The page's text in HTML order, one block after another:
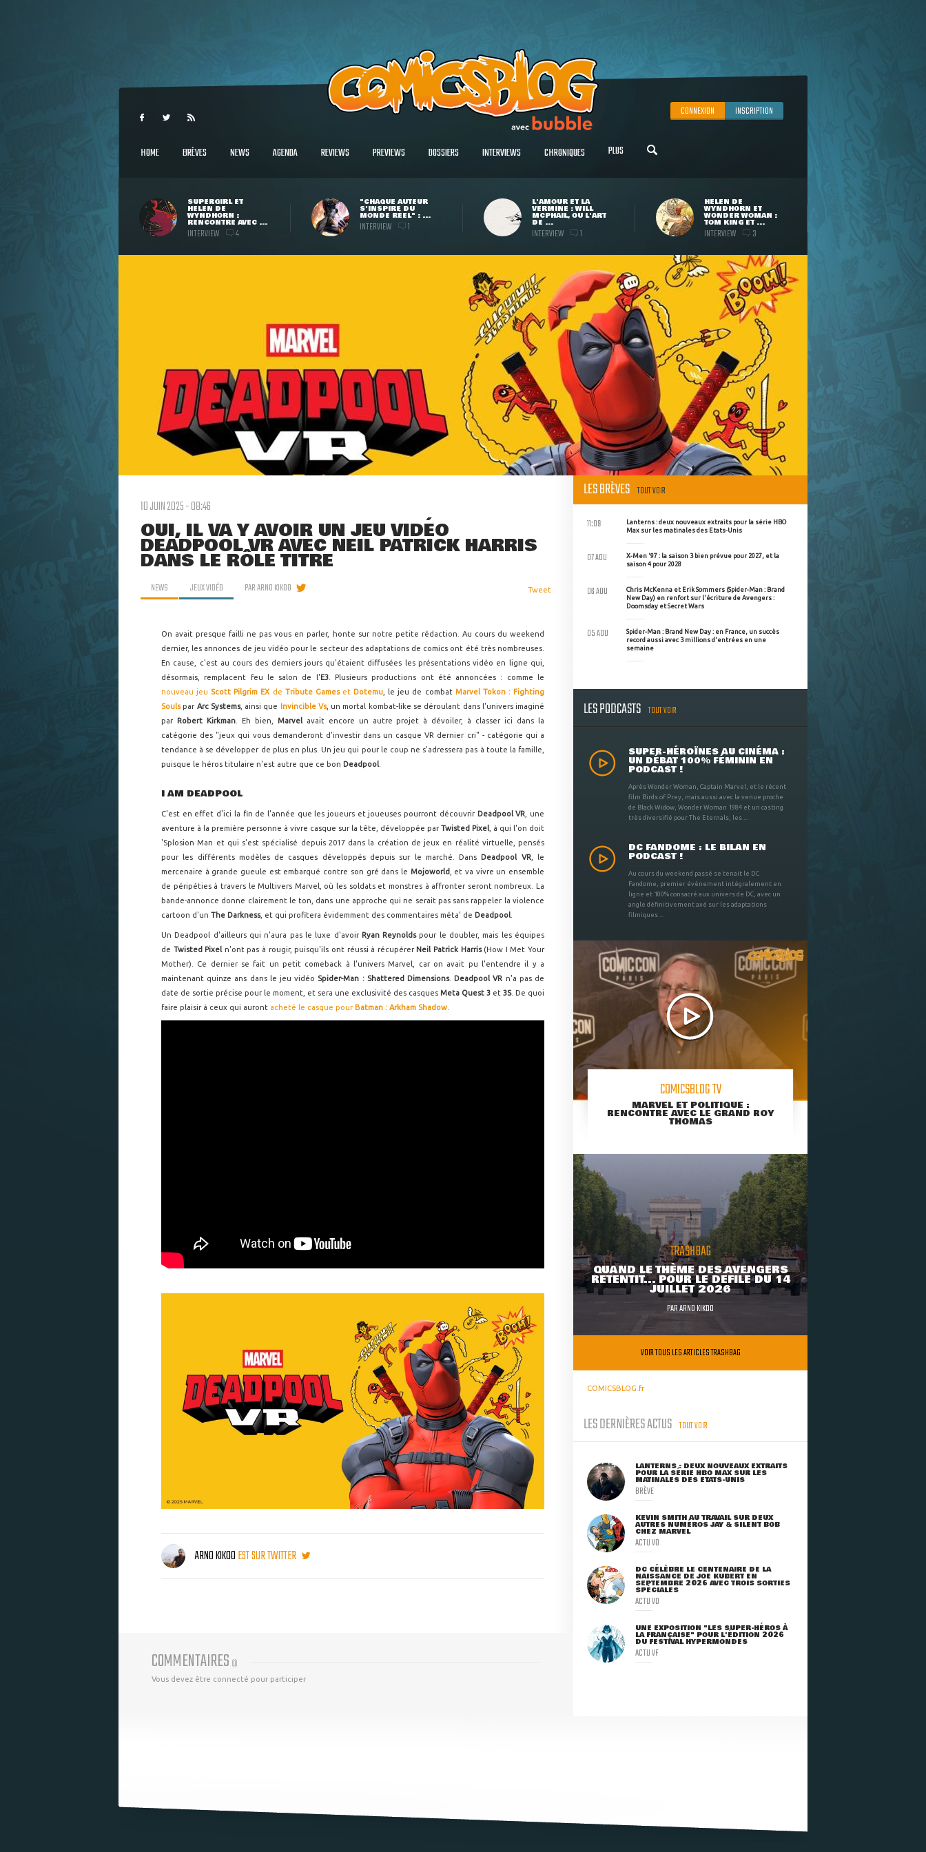
CONNEXION INSCRIPTION
HOME BRÈVES NEWS AGENDA REVIEWS PREVIEWS DOSSIERS INTERVIEWS CHRONIQUES PLUS
SUPERGIRL ET
HELEN DE
WYNDHORN :
RENCONTRE AVEC ...
INTERVIEW 4
"CHAQUE AUTEUR
S'INSPIRE DU
MONDE RÉEL" : ...
INTERVIEW 1
L'AMOUR ET LA
VERMINE : WILL
MCPHAIL, OU L'ART
DE ...
INTERVIEW 1
HELEN DE
WYNDHORN ET
WONDER WOMAN :
TOM KING ET ...
INTERVIEW 3
10 JUIN 2025 - 08:46
OUI, IL VA Y AVOIR UN JEU VIDÉO
DEADPOOL VR AVEC NEIL PATRICK HARRIS
DANS LE RÔLE TITRE
NEWS JEUX VIDÉO PARARNO KIKOO Tweet
On avait presque failli ne pas vous en parler, honte sur notre petite rédaction. Au cours du weekend
dernier, les annonces de jeu vidéo pour le secteur des adaptations de comics ont été très nombreuses.
En cause, c'est au cours des derniers jours qu'étaient diffusées les présentations vidéo en ligne qui,
désormais, remplacent feu le salon de l'E3. Plusieurs productions ont été annoncées : comme le
nouveau jeu Scott Pilgrim EX de Tribute Games etDotemu , le jeu de combat Marvel Tokon : Fighting
Souls par Arc Systems, ainsi que Invincible Vs, un mortal kombat-like se déroulant dans l'univers imaginé
par Robert Kirkman. Eh bien, Marvel avait encore un autre projet à dévoiler, à classer ici dans la
catégorie des "jeux qui vous demanderont d'investir dans un casque VR dernier cri" - catégorie qui a
tendance à se développer de plus en plus. Un jeu qui pour le coup ne s'adressera pas à toute la famille,
puisque le héros titulaire n'est autre que ce bon Deadpool
I AM DEADPOOL
C'est en effet d'ici la fin de l'année que les joueurs et joueuses pourront découvrir Deadpool VR , une
aventure à la première personne à vivre casque sur la tête, développée parTwisted Pixel , à qui l'on doit
'Splosion Man et qui s'est spécialisé depuis 2017 dans la création de jeux en réalité virtuelle, pensés
pour les différents modèles de casques développés depuis sur le marché. Dans
Deadpool VR, le
mercenaire à grande gueule est embarqué contre son gré dans le Mojoworld
, et va vivre un ensemble
de péripéties à travers le Multivers Marvel, où les soldats et monstres à affronter seront nombreux. La
bande-annonce donne clairement le ton, dans une approche qui ne serait pas sans rappeler la violence
cartoon d'un The Darkness, et qui profitera évidemment des commentaires méta' de Deadpool
Un Deadpool d'ailleurs qui n'aura pas le luxe d'avoir Ryan Reynoldspour le doubler, mais les équipes
de Twisted Pixel n'ont pas à rougir, puisqu'ils ont réussi à récupérer Neil Patrick Harris (How I Met Your
Mother). Ce dernier se fait un petit comeback à l'univers Marvel, car on avait pu l'entendre il y a
maintenant quinze ans dans le jeu vidéo Spider-Man : Shattered Dimensions. Deadpool VR n'a pas de
date de sortie précise pour le moment, et sera une exclusivité des casques Meta Quest 3 et 3S. De quoi
faire plaisir à ceux qui auront acheté le casque pour Batman : Arkham Shadow
ARNO KIKOOEST SUR TWITTER
COMMENTAIRES (0)
Vous devez être connecté pour participer
LES BRÈVES TOUT VOIR
Lanterns : deux nouveaux extraits pour la série HBO
Max sur les matinales des Etats-Unis
11:09
X-Men '97 : la saison 3 bien prévue pour 2027, et la
saison 4 pour 2028
07 AOU
Chris McKenna et Erik Sommers (Spider-Man : Brand
New Day) en renfort sur l'écriture de Avengers :
Doomsday et Secret Wars
06 AOU
Spider-Man : Brand New Day : en France, un succès
record aussi avec 3 millions d'entrées en une
semaine
05 AOU
LES PODCASTS TOUT VOIR
SUPER-HÉROÏNES AU CINÉMA :
UN DÉBAT 100% FÉMININ EN
PODCAST !
Après Wonder Woman, Captain Marvel, et le récent
film Birds of Prey, mais aussi avec la venue proche
de Black Widow, Wonder Woman 1984 et un casting
très diversifié pour The Eternals, les ...
DC FANDOME : LE BILAN EN
PODCAST !
Au cours du weekend passé se tenait le DC
Fandome, premier évènement intégralement en
ligne et 100% consacré aux univers de DC, avec un
angle définitivement axé sur les adaptations
filmiques ...
COMICSBLOG TV
MARVEL ET POLITIQUE :
RENCONTRE AVEC LE GRAND ROY
THOMAS
TRASHBAG
QUAND LE THÈME DES AVENGERS
RETENTIT... POUR LE DÉFILÉ DU 14
JUILLET 2026
PARARNO KIKOO
VOIR TOUS LES ARTICLES TRASHBAG
COMICSBLOG.fr
LES DERNIÈRES ACTUS TOUT VOIR
LANTERNS : DEUX NOUVEAUX EXTRAITS
POUR LA SÉRIE HBO MAX SUR LES
MATINALES DES ETATS-UNIS
BRÈVE
KEVIN SMITH AU TRAVAIL SUR DEUX
AUTRES NUMÉROS JAY & SILENT BOB
CHEZ MARVEL
ACTU VO
DC CÉLÈBRE LE CENTENAIRE DE LA
NAISSANCE DE JOE KUBERT EN
SEPTEMBRE 2026 AVEC TROIS SORTIES
SPÉCIALES
ACTU VO
UNE EXPOSITION "LES SUPER-HÉROS À
LA FRANÇAISE" POUR L'ÉDITION 2026
DU FESTIVAL HYPERMONDES
ACTU VF